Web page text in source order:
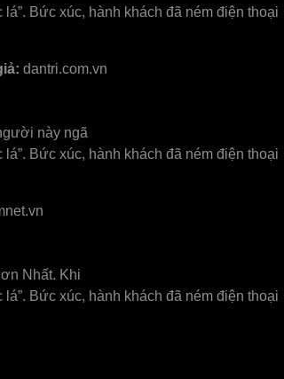
Bức xúc, hành khách đã ném điện thoại
dantri.com.vn
này ngã
Bức xúc, hành khách đã ném điện thoại
Nhất. Khi
Bức xúc, hành khách đã ném điện thoại